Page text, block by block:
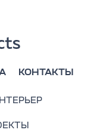
КОНТАКТЫ